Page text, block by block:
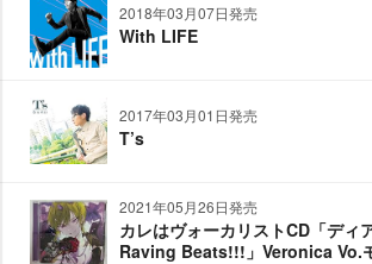
2018年03月07日発売
With LIFE
2017年03月01日発売
T’s
2021年05月26日発売
カレはヴォーカリストCD「ディ
Raving Beats!!!」Veronica Vo.